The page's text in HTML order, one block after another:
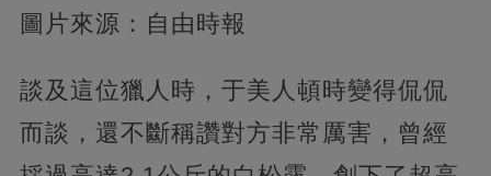
圖片來源：自由時報
談及這位獵人時，于美人頓時變得侃侃
而談，還不斷稱讚對方非常厲害，曾經